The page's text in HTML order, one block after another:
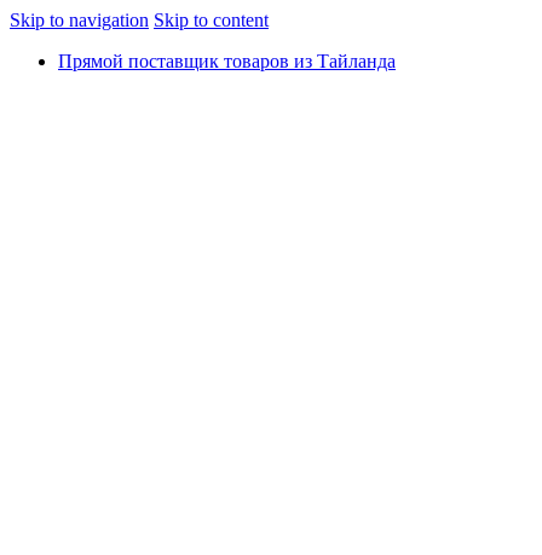
Skip to navigation Skip to content
Прямой поставщик товаров из Тайланда